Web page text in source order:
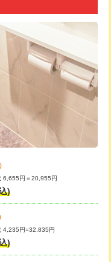
6,655円＝20,955円
)
4,235円=32,835円
)